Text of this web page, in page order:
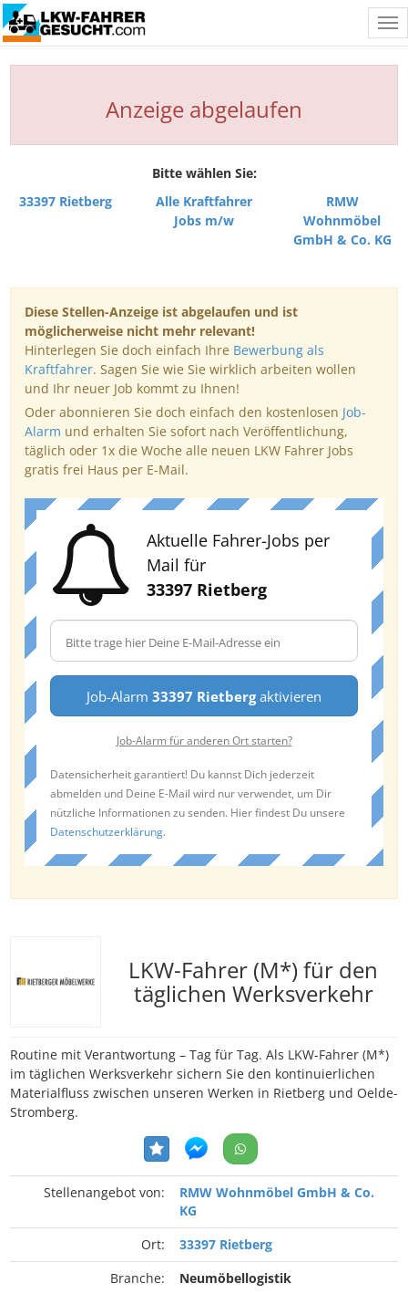
Anzeige abgelaufen
Bitte wählen Sie:
33397 Rietberg
Alle Kraftfahrer
Jobs m/w
RMW
Wohnmöbel
GmbH & Co. KG
Diese Stellen-Anzeige ist abgelaufen und ist
möglicherweise nicht mehr relevant!
Hinterlegen Sie doch einfach Ihre Bewerbung als
Kraftfahrer. Sagen Sie wie Sie wirklich arbeiten wollen
und Ihr neuer Job kommt zu Ihnen!
Oder abonnieren Sie doch einfach den kostenlosen Job-
Alarm und erhalten Sie sofort nach Veröffentlichung,
täglich oder 1x die Woche alle neuen LKW Fahrer Jobs
gratis frei Haus per E-Mail.
Aktuelle Fahrer-Jobs per
Mail für
33397 Rietberg
Job-Alarm 33397 Rietbergaktivieren
Job-Alarm für anderen Ort starten?
Datensicherheit garantiert! Du kannst Dich jederzeit
abmelden und Deine E-Mail wird nur verwendet, um Dir
nützliche Informationen zu senden. Hier findest Du unsere
Datenschutzerklärung.
LKW-Fahrer (M*) für den
täglichen Werksverkehr
Routine mit Verantwortung – Tag für Tag. Als LKW-Fahrer (M*)
im täglichen Werksverkehr sichern Sie den kontinuierlichen
Materialfluss zwischen unseren Werken in Rietberg und Oelde-
Stromberg.
Stellenangebot von:
RMW Wohnmöbel GmbH & Co.
KG
Ort:
33397 Rietberg
Branche:
Neumöbellogistik